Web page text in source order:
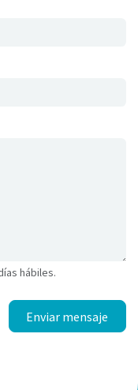
hábiles.
Enviar mensaje